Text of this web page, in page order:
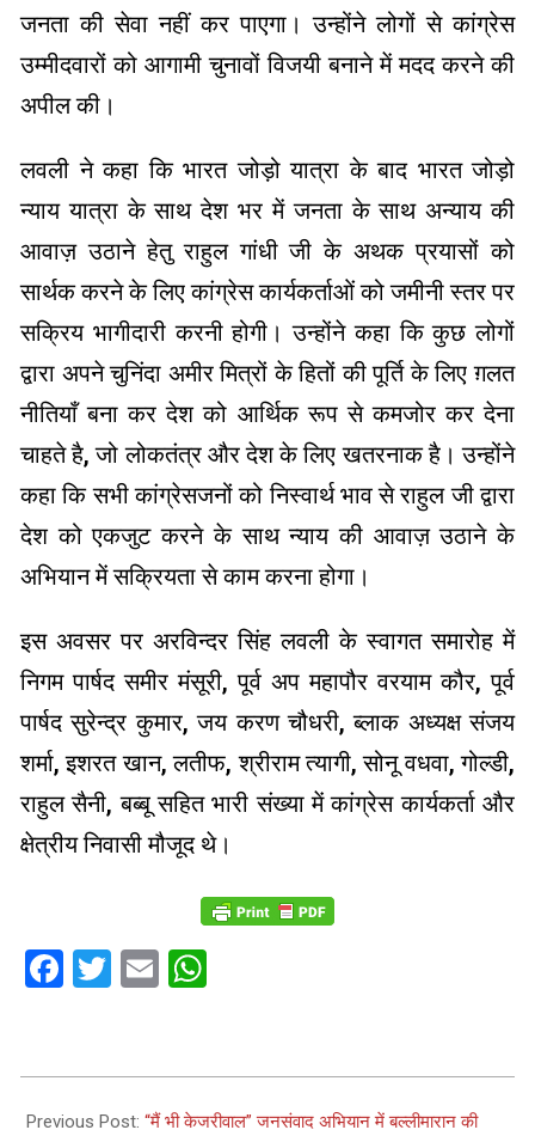
जनता की सेवा नहीं कर पाएगा। उन्होंने लोगों से कांग्रेस
उम्मीदवारों को आगामी चुनावों विजयी बनाने में मदद करने की
अपील की।
लवली ने कहा कि भारत जोड़ो यात्रा के बाद भारत जोड़ो
न्याय यात्रा के साथ देश भर में जनता के साथ अन्याय की
आवाज़ उठाने हेतु राहुल गांधी जी के अथक प्रयासों को
सार्थक करने के लिए कांग्रेस कार्यकर्ताओं को जमीनी स्तर पर
सक्रिय भागीदारी करनी होगी। उन्होंने कहा कि कुछ लोगों
द्वारा अपने चुनिंदा अमीर मित्रों के हितों की पूर्ति के लिए ग़लत
नीतियाँ बना कर देश को आर्थिक रूप से कमजोर कर देना
चाहते है, जो लोकतंत्र और देश के लिए खतरनाक है। उन्होंने
कहा कि सभी कांग्रेसजनों को निस्वार्थ भाव से राहुल जी द्वारा
देश को एकजुट करने के साथ न्याय की आवाज़ उठाने के
अभियान में सक्रियता से काम करना होगा।
इस अवसर पर अरविन्दर सिंह लवली के स्वागत समारोह में
निगम पार्षद समीर मंसूरी, पूर्व अप महापौर वरयाम कौर, पूर्व
पार्षद सुरेन्द्र कुमार, जय करण चौधरी, ब्लाक अध्यक्ष संजय
शर्मा, इशरत खान, लतीफ, श्रीराम त्यागी, सोनू वधवा, गोल्डी,
राहुल सैनी, बब्बू सहित भारी संख्या में कांग्रेस कार्यकर्ता और
क्षेत्रीय निवासी मौजूद थे।
Facebook
Twitter
Email
01-
Previous Post: “मैं भी केजरीवाल” जनसंवाद अभियान में बल्लीमारान की